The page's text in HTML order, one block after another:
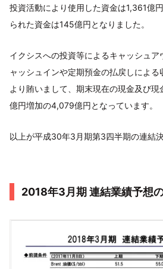
投資活動により使用した資金は1,361億
られた資金は145億円となりました。
イクシスへの投資等によるキャッシュア
ャッシュインや定期預金の払戻しによる
より賄いまして、期末現在の現金及び
億円増加の4,079億円となっています。
以上が平成30年3月期第3四半期の連結決
2018年3月期 連結業績予想